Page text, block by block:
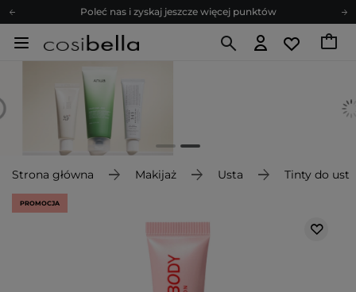
Poleć nas i zyskaj jeszcze więcej punktów
Zapisz się na newsletter pełen porad
Z nami to możliwe! Realizacja zamówienia do 24h.
Poleć nas i zyskaj jeszcze więcej punktów
Zapisz się na newsletter pełen porad
Strona główna Makijaż Usta Tinty do ust
PROMOCJA